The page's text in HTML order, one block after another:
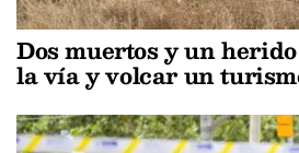
Dos muertos y un
la vía y volcar un